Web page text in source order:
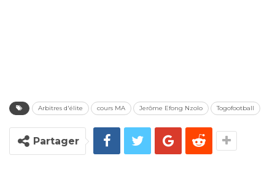
Arbitres d'élite cours MA Jerôme Efong Nzolo Togofootball
Partager